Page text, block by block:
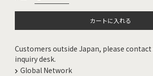
カートに入れる
Customers outside Japan, please
inquiry desk.
Global Network